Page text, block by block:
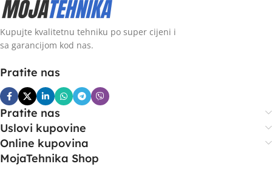
Kupujte kvalitetnu tehniku po super cijeni i
sa garancijom kod nas.
Pratite nas
Pratite nas
Uslovi kupovine
Online kupovina
MojaTehnika Shop